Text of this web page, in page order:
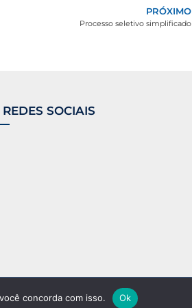
PRÓXIMO
Processo seletivo simplificado
SOCIAIS
concorda com isso. Ok